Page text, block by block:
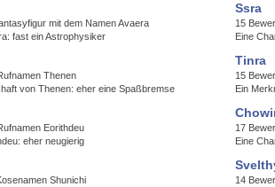
mit dem Namen Avaera
fast ein Astrophysiker
Ssra
15
Eine
Thenen
von Thenen: eher eine Spaßbremse
Tinra
15
Ein
Eorithdeu
eher neugierig
17
Eine
Shunichi
14